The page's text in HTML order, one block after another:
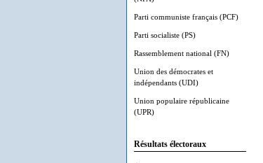
Parti communiste français (PCF)
Parti socialiste (PS)
Rassemblement national (FN)
Union des démocrates et
indépendants (UDI)
Union populaire républicaine
(UPR)
Résultats électoraux